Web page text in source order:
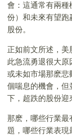
會：這通常有兩種
份）和未來有望跑
股份。
正如前文所述，美
此急流勇退很大原
或未如市場那麽悲
個喘息的機會，但
下，超跌的股份迎
那麽，哪些行業最
題，哪些行業表現